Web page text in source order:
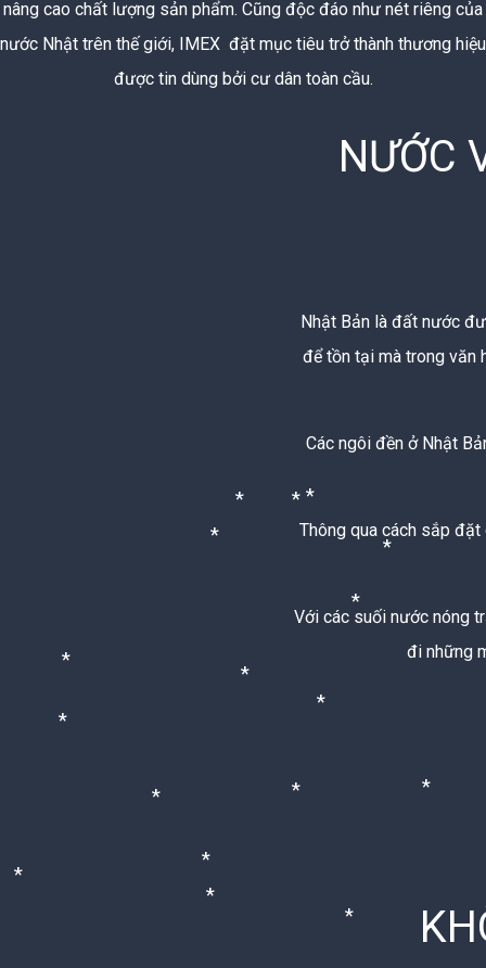
*
nâng cao chất lượng sản phẩm. Cũng độc đáo như nét riêng của
nước Nhật trên thế giới, IMEX đặt mục tiêu trở thành thương hiệu
được tin dùng bởi cư dân toàn cầu.
NƯỚC
Nhật Bản là đất nước
để tồn tại mà trong văn
Các ngôi đền ở Nhật
Thông qua cách sắp
Với các suối nước nóng
đi những